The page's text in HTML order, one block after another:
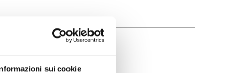
sui cookie